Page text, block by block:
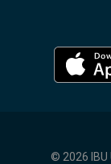
© 2026 IBU